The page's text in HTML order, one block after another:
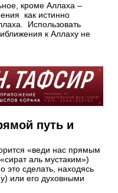
кроме Аллаха –
как истинно
Использовать
к Аллаху не
путь и
«веди нас прямым
аль мустаким»)
это сделать, находясь
или его духовными